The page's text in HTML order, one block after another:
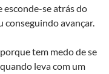
se atrás do
conseguindo avançar.
tem medo de se
leva com um